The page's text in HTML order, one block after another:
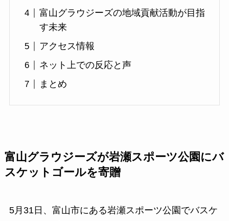
富山グラウジーズの地域貢献活動が目指
す未来
アクセス情報
ネット上での反応と声
まとめ
富山グラウジーズが岩瀬スポーツ公園にバ
スケットゴールを寄贈
5月31日、富山市にある岩瀬スポーツ公園でバスケ